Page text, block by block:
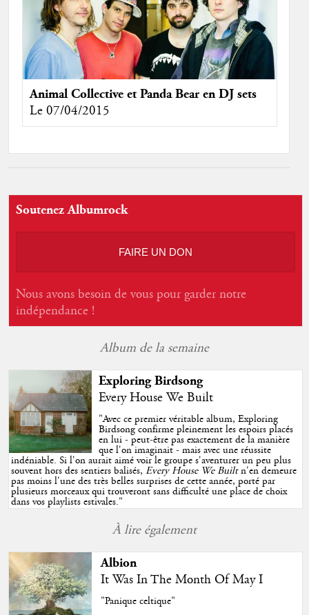
Animal Collective et Panda Bear en DJ sets
Le 07/04/2015
Soutenez Albumrock
FAIRE UN DON
Nous avons besoin de vous pour garder notre
indépendance !
Album de la semaine
Exploring Birdsong
Every House We Built
"Avec ce premier véritable album, Exploring
Birdsong confirme pleinement les espoirs placés
en lui - peut-être pas exactement de la manière
que l'on imaginait - mais avec une réussite
indéniable. Si l'on aurait aimé voir le groupe s'aventurer un peu plus
souvent hors des sentiers balisés,Every House We Builtn'en demeure
pas moins l'une des très belles surprises de cette année, porté par
plusieurs morceaux qui trouveront sans difficulté une place de choix
dans vos playlists estivales."
À lire également
Albion
It Was In The Month Of May I
"Panique celtique"